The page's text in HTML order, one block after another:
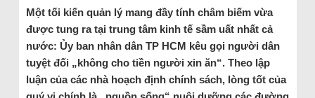
Một tối kiến quản lý mang đầy tính châm biếm vừa
được tung ra tại trung tâm kinh tế sầm uất nhất cả
nước: Ủy ban nhân dân TP HCM kêu gọi người dân
tuyệt đối „không cho tiền người xin ăn“. Theo lập
luận của các nhà hoạch định chính sách, lòng tốt của